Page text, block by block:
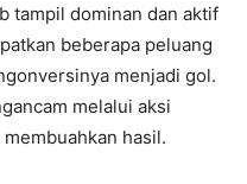
tampil dominan dan aktif
beberapa peluang
menjadi gol.
melalui aksi
hasil.